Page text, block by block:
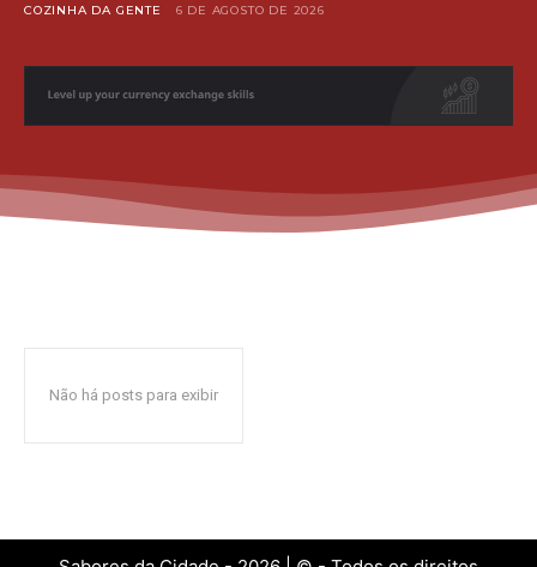
COZINHA DA GENTE 6 DE AGOSTO DE 2026
Não há posts para exibir